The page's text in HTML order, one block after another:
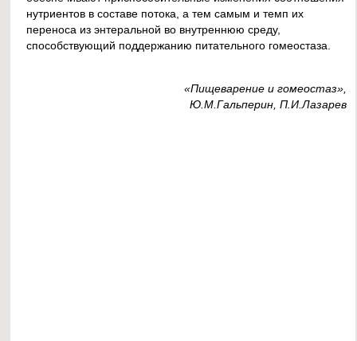
нутриентов в составе потока, а тем самым и темп их
переноса из энтеральной во внутреннюю среду,
способствующий поддержанию питательного гомеостаза.
«Пищеварение и гомеостаз»,
Ю.М.Гальперин, П.И.Лазарев